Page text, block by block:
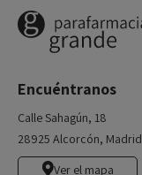
Encuéntranos
Calle Sahagún, 18
28925 Alcorcón, Madrid
Ver el mapa